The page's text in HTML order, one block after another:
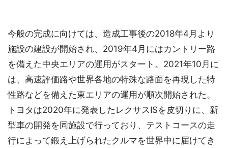
今般の完成に向けては、造成工事後の2018年4月より
施設の建設が開始され、2019年4月にはカントリー路
を備えた中央エリアの運用がスタート。2021年10月に
は、高速評価路や世界各地の特殊な路面を再現した特
性路などを備えた東エリアの運用が順次開始された。
トヨタは2020年に発表したレクサスISを皮切りに、新
型車の開発を同施設で行っており、テストコースの走
行によって鍛え上げられたクルマを世界中に届けてき